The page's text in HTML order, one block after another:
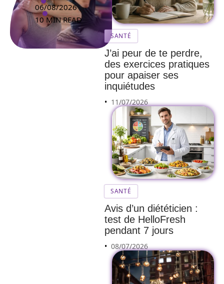
06/08/2026
10 MIN READ
SANTÉ
J’ai peur de te perdre,
des exercices pratiques
pour apaiser ses
inquiétudes
11/07/2026
SANTÉ
Avis d’un diététicien :
test de HelloFresh
pendant 7 jours
08/07/2026